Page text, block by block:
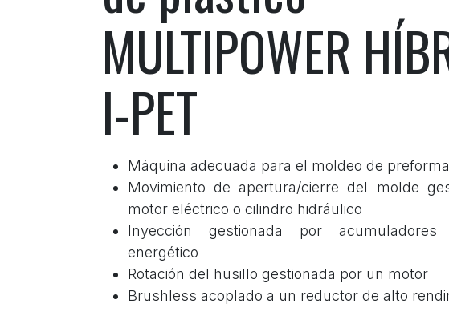
MULTIPOWER
I-PET
Máquina adecuada para el moldeo de
Movimiento de apertura/cierre del molde
motor eléctrico o cilindro hidráulico
Inyección gestionada por
energético
Rotación del husillo gestionada por un motor
Brushless acoplado a un reductor de alto